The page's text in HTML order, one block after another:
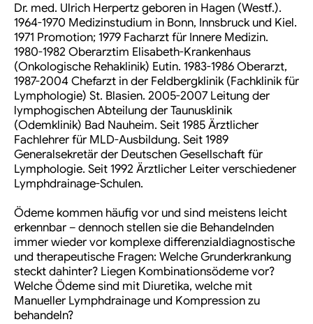
Dr. med. Ulrich Herpertz geboren in Hagen (Westf.).
1964-1970 Medizinstudium in Bonn, Innsbruck und Kiel.
1971 Promotion; 1979 Facharzt für Innere Medizin.
1980-1982 Oberarztim Elisabeth-Krankenhaus
(Onkologische Rehaklinik) Eutin. 1983-1986 Oberarzt,
1987-2004 Chefarzt in der Feldbergklinik (Fachklinik für
Lymphologie) St. Blasien. 2005-2007 Leitung der
lymphogischen Abteilung der Taunusklinik
(Odemklinik) Bad Nauheim. Seit 1985 Ärztlicher
Fachlehrer für MLD-Ausbildung. Seit 1989
Generalsekretär der Deutschen Gesellschaft für
Lymphologie. Seit 1992 Ärztlicher Leiter verschiedener
Lymphdrainage-Schulen.
Ödeme kommen häufig vor und sind meistens leicht
erkennbar – dennoch stellen sie die Behandelnden
immer wieder vor komplexe differenzialdiagnostische
und therapeutische Fragen: Welche Grunderkrankung
steckt dahinter? Liegen Kombinationsödeme vor?
Welche Ödeme sind mit Diuretika, welche mit
Manueller Lymphdrainage und Kompression zu
behandeln?